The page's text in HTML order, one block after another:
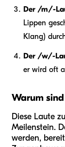
Der /m/-
Lippen
Klang)
Der /w/-
er wird oft
Warum
Diese Laute
Meilenstein.
werden,